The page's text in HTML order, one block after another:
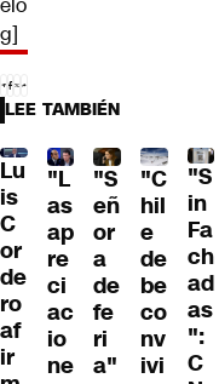
g]
LEE TAMBIÉN
Lu
is
C
or
de
ro
af
ir
"L
as
ap
re
ci
ac
io
ne
"S
eñ
or
a
de
fe
ri
a"
"C
hil
e
de
be
co
nv
ivi
"S
in
Fa
ch
ad
as
":
C